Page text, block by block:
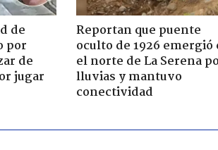
de
por
de
jugar
Reportan que puente
oculto de 1926 emergió
el norte de La Serena
lluvias y mantuvo
conectividad